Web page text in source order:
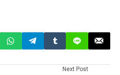
Next Post